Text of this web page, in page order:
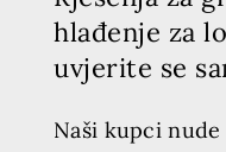
hlađenje za
uvjerite se
Naši kupci